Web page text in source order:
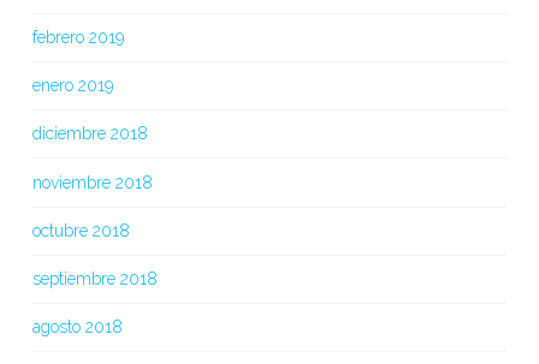
febrero 2019
enero 2019
diciembre 2018
noviembre 2018
octubre 2018
septiembre 2018
agosto 2018